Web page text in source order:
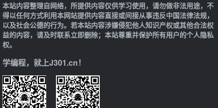
本站内容整理自网络，所提供内容仅供学习使用，请勿做非法用途，不
得以任何方式利用本网站提供内容直接或间接从事违反中国法律法规，
以及社会公德的行为。若本站内容涉嫌侵犯他人知识产权或其他合法权
益的内容，请及时联系立即删除；本站尊重并保护所有用户的个人隐私
权。
学编程，就上J301.cn！